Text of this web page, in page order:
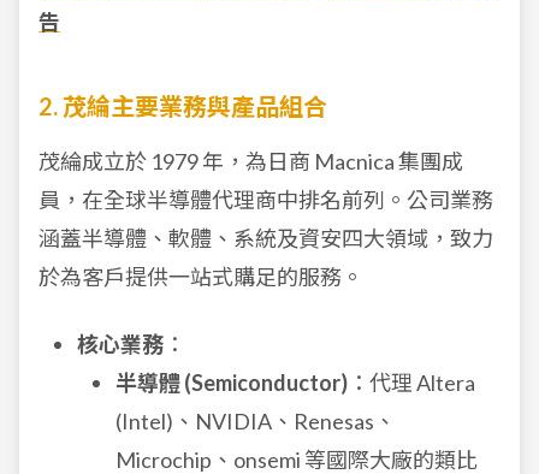
告
2. 茂綸主要業務與產品組合
茂綸成立於 1979 年，為日商 Macnica 集團成
員，在全球半導體代理商中排名前列。公司業務
涵蓋半導體、軟體、系統及資安四大領域，致力
於為客戶提供一站式購足的服務。
核心業務 ：
半導體 (Semiconductor) ：代理 Altera
(Intel)、NVIDIA、Renesas、
Microchip、onsemi 等國際大廠的類比